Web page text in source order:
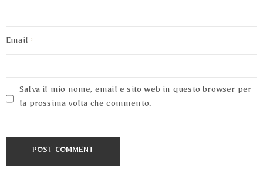
Email
Salva il mio nome, email e sito web in questo browser per
la prossima volta che commento.